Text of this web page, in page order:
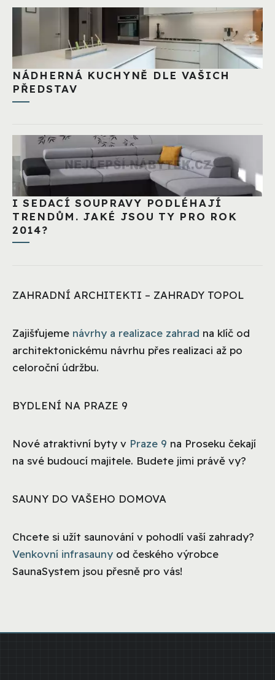
NÁDHERNÁ KUCHYNĚ DLE VAŠICH
PŘEDSTAV
I SEDACÍ SOUPRAVY PODLÉHAJÍ
TRENDŮM. JAKÉ JSOU TY PRO ROK
2014?
ZAHRADNÍ ARCHITEKTI – ZAHRADY TOPOL
Zajišťujeme návrhy a realizace zahrad na klíč od
architektonickému návrhu přes realizaci až po
celoroční údržbu.
BYDLENÍ NA PRAZE 9
Nové atraktivní byty v Praze 9 na Proseku čekají
na své budoucí majitele. Budete jimi právě vy?
SAUNY DO VAŠEHO DOMOVA
Chcete si užít saunování v pohodlí vaší zahrady?
Venkovní infrasauny od českého výrobce
SaunaSystem jsou přesně pro vás!